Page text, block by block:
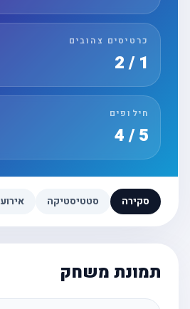
כרטיסים צהובים
חילופים
סקירה סטטיסטיקה אירועים
תמונת משחק